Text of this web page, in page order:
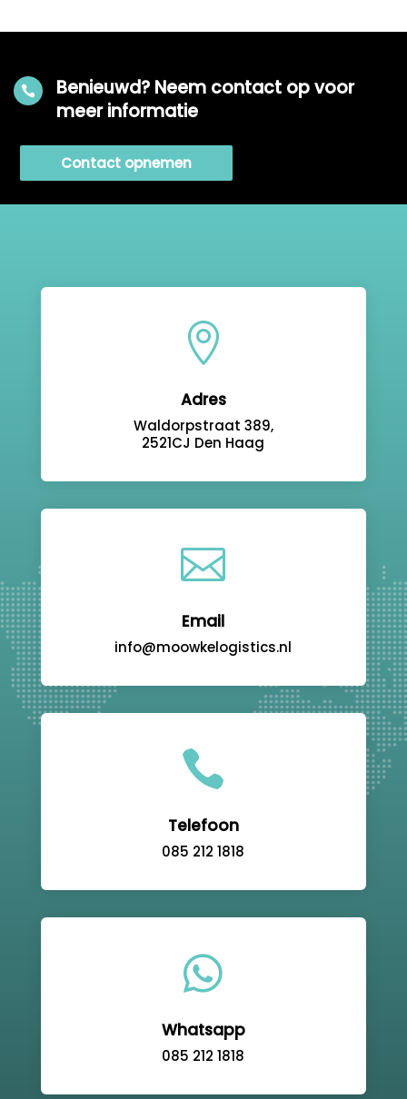

Benieuwd? Neem contact op voor
meer informatie
Contact opnemen

Adres
Waldorpstraat 389,
2521CJ Den Haag

Email
info@moowkelogistics.nl

Telefoon
085 212 1818

Whatsapp
085 212 1818